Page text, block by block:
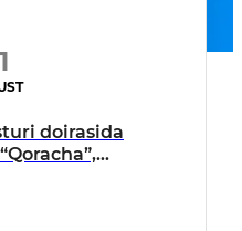
doirasida